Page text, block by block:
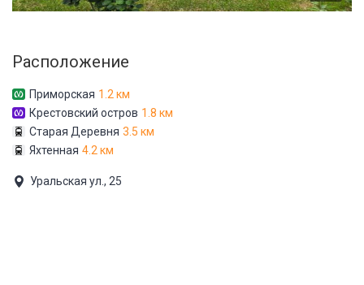
Расположение
Приморская 1.2 км
Крестовский остров 1.8 км
Старая Деревня 3.5 км
Яхтенная 4.2 км
Уральская ул., 25